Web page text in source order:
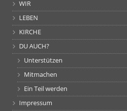
WIR
LEBEN
KIRCHE
DU AUCH?
Unterstützen
Mitmachen
Ein Teil werden
Impressum